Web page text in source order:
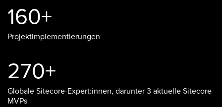
160+
Projektimplementierungen
270+
Globale Sitecore-Expert:innen, darunter 3 aktuelle Sitecore
MVPs